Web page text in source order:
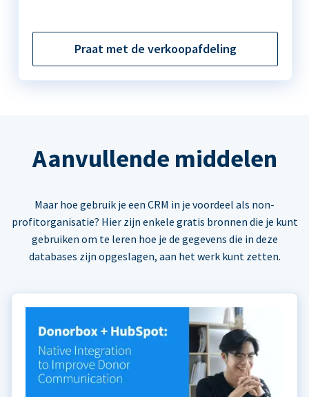
Praat met de verkoopafdeling
Aanvullende middelen
Maar hoe gebruik je een CRM in je voordeel als non-
profitorganisatie? Hier zijn enkele gratis bronnen die je kunt
gebruiken om te leren hoe je de gegevens die in deze
databases zijn opgeslagen, aan het werk kunt zetten.